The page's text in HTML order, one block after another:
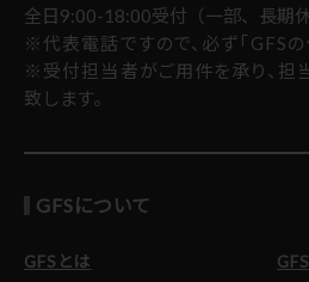
全日9:00-18:00受付（一部、長期休
※代表電話ですので、必ず「GFSの
※受付担当者がご用件を承り、担
致します。
GFSについて
GFSとは